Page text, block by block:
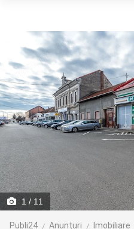
1 / 11
Publi24 Anunțuri Imobiliare